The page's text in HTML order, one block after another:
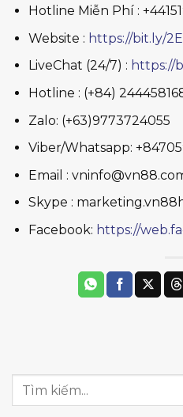
Hotline Miễn Phí :
Website : https://bit.ly/
LiveChat (24/7) : https://
Hotline : (+84)
Zalo: (+63)9773724055
Viber/Whatsapp:
Email :
Skype :
Facebook: https://